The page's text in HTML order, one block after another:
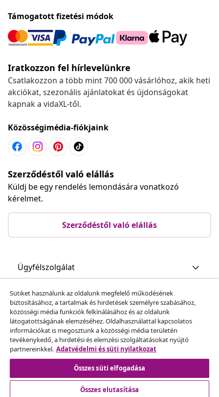
Támogatott fizetési módok
Iratkozzon fel hírlevelünkre
Csatlakozzon a több mint 700 000 vásárlóhoz, akik heti
akciókat, szezonális ajánlatokat és újdonságokat
kapnak a vidaXL-től.
Közösségimédia-fiókjaink
Szerződéstől való elállás
Küldj be egy rendelés lemondására vonatkozó
kérelmet.
Szerződéstől való elállás
Ügyfélszolgálat
Üzlet
vidaXL
Fedezz fel többet
Sütiket használunk az oldalunk megfelelő működésének
biztosításához, a tartalmak és hirdetések személyre szabásához,
közösségi média funkciók felkínálásához és az oldalunk
látogatottságának elemzéséhez. Oldalhasználattal kapcsolatos
információkat is megosztunk a közösségi média területén
tevékenykedő, a hirdetési és elemzési szolgáltatásokat nyújtó
partnereinkkel. Adatvédelmi és süti nyilatkozat
Összes süti elfogadása
Összes elutasítása